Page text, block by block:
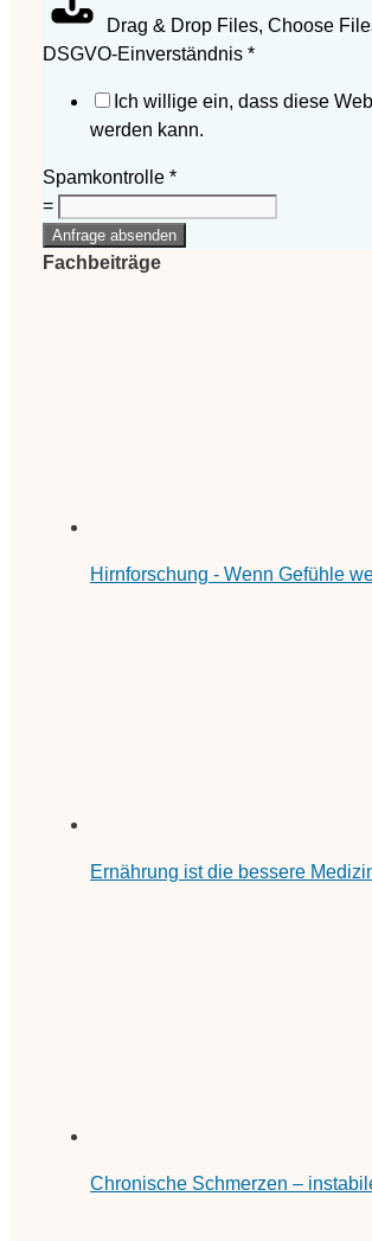
Drag & Drop Files, Choose
DSGVO-Einverständnis *
Ich willige ein, dass diese
werden kann.
Spamkontrolle *
=
Anfrage absenden
Fachbeiträge
Hirnforschung - Wenn Gefühle
Ernährung ist die bessere
Chronische Schmerzen –